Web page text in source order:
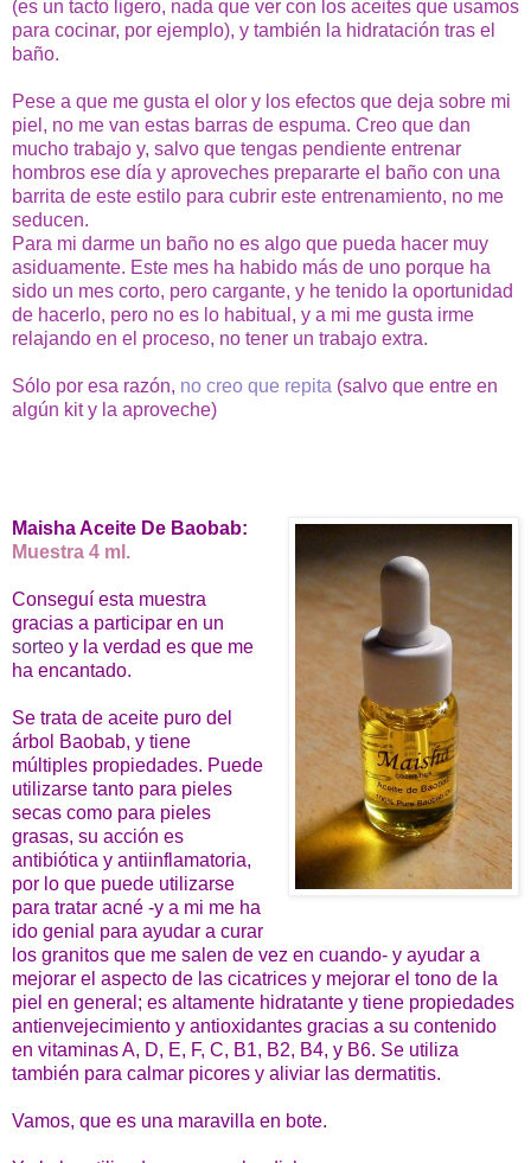
(es un tacto ligero, nada que ver con los aceites que usamos
para cocinar, por ejemplo), y también la hidratación tras el
baño.
Pese a que me gusta el olor y los efectos que deja sobre mi
piel, no me van estas barras de espuma. Creo que dan
mucho trabajo y, salvo que tengas pendiente entrenar
hombros ese día y aproveches prepararte el baño con una
barrita de este estilo para cubrir este entrenamiento, no me
seducen.
Para mi darme un baño no es algo que pueda hacer muy
asiduamente. Este mes ha habido más de uno porque ha
sido un mes corto, pero cargante, y he tenido la oportunidad
de hacerlo, pero no es lo habitual, y a mi me gusta irme
relajando en el proceso, no tener un trabajo extra.
Sólo por esa razón, no creo que repita (salvo que entre en
algún kit y la aproveche)
Maisha Aceite De Baobab:
Muestra 4 ml.
Conseguí esta muestra
gracias a participar en un
sorteo y la verdad es que me
ha encantado.
Se trata de aceite puro del
árbol Baobab, y tiene
múltiples propiedades. Puede
utilizarse tanto para pieles
secas como para pieles
grasas, su acción es
antibiótica y antiinflamatoria,
por lo que puede utilizarse
para tratar acné -y a mi me ha
ido genial para ayudar a curar
los granitos que me salen de vez en cuando- y ayudar a
mejorar el aspecto de las cicatrices y mejorar el tono de la
piel en general; es altamente hidratante y tiene propiedades
antienvejecimiento y antioxidantes gracias a su contenido
en vitaminas A, D, E, F, C, B1, B2, B4, y B6. Se utiliza
también para calmar picores y aliviar las dermatitis.
Vamos, que es una maravilla en bote.